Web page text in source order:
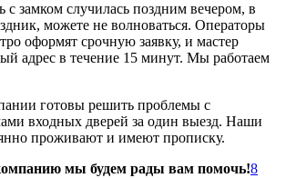
с замком случилась поздним вечером, в
можете не волноваться. Операторы
оформят срочную заявку, и мастер
адрес в течение 15 минут. Мы работаем
готовы решить проблемы с
входных дверей за один выезд. Наши
проживают и имеют прописку.
мы будем рады вам помочь!8